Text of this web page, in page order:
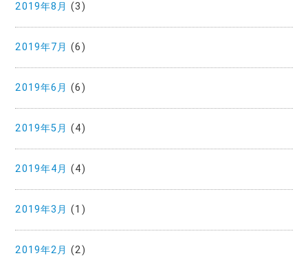
2019年8月 (3)
2019年7月 (6)
2019年6月 (6)
2019年5月 (4)
2019年4月 (4)
2019年3月 (1)
2019年2月 (2)